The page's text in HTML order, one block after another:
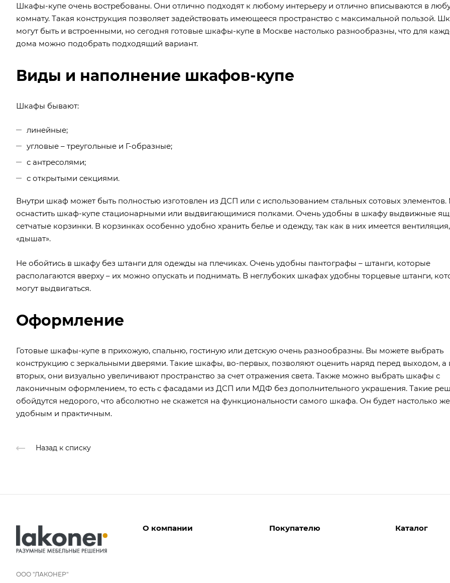
Шкафы-купе очень востребованы. Они отлично подходят к любому интерьеру и отлично вписываются в
комнату. Такая конструкция позволяет задействовать имеющееся пространство с максимальной пользой.
могут быть и встроенными, но сегодня готовые шкафы-купе в Москве настолько разнообразны, что для
дома можно подобрать подходящий вариант.
Виды и наполнение шкафов-купе
Шкафы бывают:
линейные;
угловые – треугольные и Г-образные;
с антресолями;
с открытыми секциями.
Внутри шкаф может быть полностью изготовлен из ДСП или с использованием стальных сотовых
оснастить шкаф-купе стационарными или выдвигающимися полками. Очень удобны в шкафу выдвижные
сетчатые корзинки. В корзинках особенно удобно хранить белье и одежду, так как в них имеется
«дышат».
Не обойтись в шкафу без штанги для одежды на плечиках. Очень удобны пантографы – штанги, которые
располагаются вверху – их можно опускать и поднимать. В неглубоких шкафах удобны торцевые штанги,
могут выдвигаться.
Оформление
Готовые шкафы-купе в прихожую, спальню, гостиную или детскую очень разнообразны. Вы можете выбрать
конструкцию с зеркальными дверями. Такие шкафы, во-первых, позволяют оценить наряд перед выходом, а
вторых, они визуально увеличивают пространство за счет отражения света. Также можно выбрать шкафы с
лаконичным оформлением, то есть с фасадами из ДСП или МДФ без дополнительного украшения. Такие
обойдутся недорого, что абсолютно не скажется на функциональности самого шкафа. Он будет настолько же
удобным и практичным.
Назад к списку
ООО "ЛАКОНЕР"
О компании Покупателю Каталог